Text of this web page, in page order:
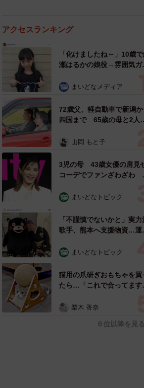
アクセスランキング
「化けましたね～」10歳
瀬はるかの娘役→雰囲気ガ
雰囲気が」「宝塚に入れそ
まいどなメディア
72歳父、軽自動車で新潟か
四国まで 65歳の母と2人
憩まで分刻み… 「大学生で
山岡 もと子
3児の母 43歳女優の肩見
コーデでファンざわざわ
見」「むっかしからずっと
まいどなトピック
「不謹慎でないかと」実力
歌手、熊本へ支援物資…運
めらい 「痛いほど伝わる
まいどなトピック
猫用の爪研ぎおもちゃを買
たら…「これで合ってます
響 「100点満点」「かわい
梨木 香奈
６位以降を見る